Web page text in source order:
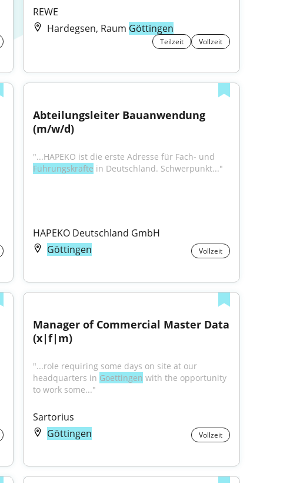
REWE
Hardegsen, Raum Göttingen
Teilzeit Vollzeit
Abteilungsleiter Bauanwendung
(m/w/d)
Führungskräfte in Deutschland. Schwerpunkt..."
HAPEKO Deutschland GmbH
Göttingen
Vollzeit
Manager of Commercial Master Data
(x|f|m)
"...role requiring some days on site at our
headquarters in Goettingen with the opportunity
to work some..."
Sartorius
Göttingen
Vollzeit